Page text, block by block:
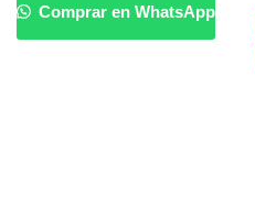
Comprar en WhatsApp